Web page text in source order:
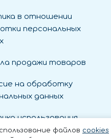
файлов cookies
в отношении
персональных
продажи товаров
на обработку
данных
использования